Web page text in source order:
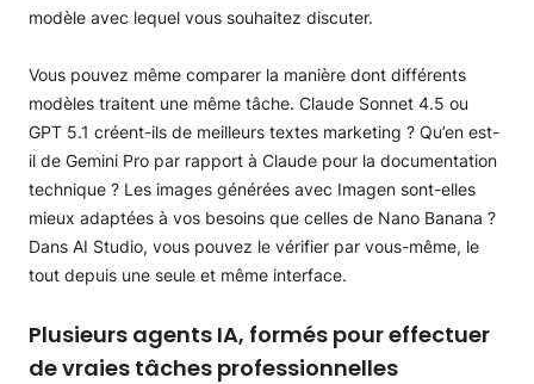
modèle avec lequel vous souhaitez discuter.
Vous pouvez même comparer la manière dont différents
modèles traitent une même tâche. Claude Sonnet 4.5 ou
GPT 5.1 créent-ils de meilleurs textes marketing ? Qu’en est-
il de Gemini Pro par rapport à Claude pour la documentation
technique ? Les images générées avec Imagen sont-elles
mieux adaptées à vos besoins que celles de Nano Banana ?
Dans AI Studio, vous pouvez le vérifier par vous-même, le
tout depuis une seule et même interface.
Plusieurs agents IA, formés pour effectuer
de vraies tâches professionnelles